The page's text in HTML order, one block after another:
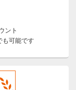
ント
も可能です